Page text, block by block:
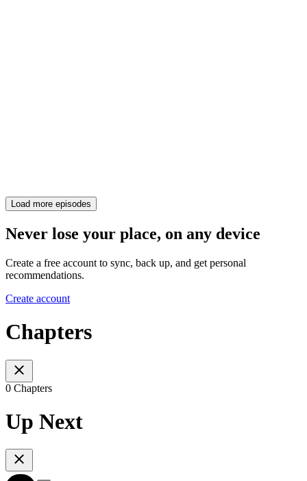
Load more episodes
Never lose your place, on any device
Create a free account to sync, back up, and get personal
recommendations.
Create account
Chapters
0 Chapters
Up Next